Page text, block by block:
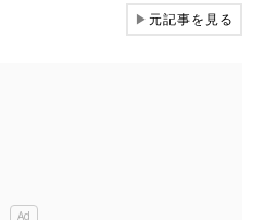
▶元記事を見る